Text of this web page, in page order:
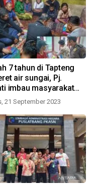
7 tahun di Tapteng
air sungai, Pj.
imbau masyarakat
waspada
21 September 2023